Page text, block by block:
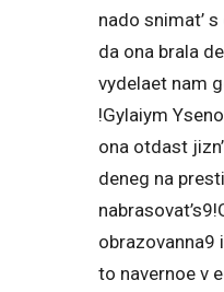
nado snimat’
da ona brala
vydelaet nam
!Gylaiym
ona otdast
deneg na
obrazovanna9
to navernoe v